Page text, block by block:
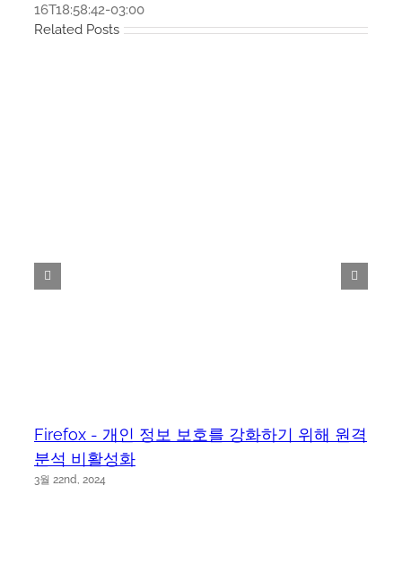
16T18:58:42-03:00
Related Posts
Firefox - 개인 정보 보호를 강화하기 위해 원격
분석 비활성화
3월 22nd, 2024